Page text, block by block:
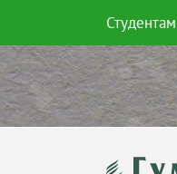
Студентам